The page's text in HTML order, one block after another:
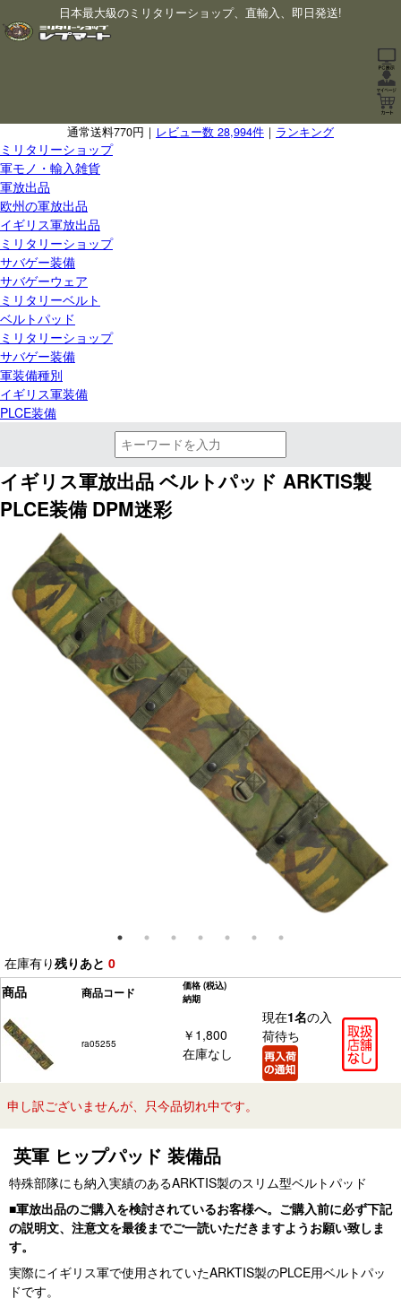
日本最大級のミリタリーショップ、直輸入、即日発送!
通常送料770円｜ レビュー数 28,994件 ｜ ランキング
ミリタリーショップ
軍モノ・輸入雑貨
軍放出品
欧州の軍放出品
イギリス軍放出品
ミリタリーショップ
サバゲー装備
サバゲーウェア
ミリタリーベルト
ベルトパッド
ミリタリーショップ
サバゲー装備
軍装備種別
イギリス軍装備
PLCE装備
イギリス軍放出品 ベルトパッド ARKTIS製
PLCE装備 DPM迷彩
在庫有り残りあと 0
商品
商品コード 価格 (税込)
納期
ra05255
￥1,800
在庫なし
現在1名の入
荷待ち
申し訳ございませんが、只今品切れ中です。
英軍 ヒップパッド 装備品
特殊部隊にも納入実績のあるARKTIS製のスリム型ベルトパッド
■軍放出品のご購入を検討されているお客様へ。ご購入前に必ず下記
の説明文、注意文を最後までご一読いただきますようお願い致しま
す。
実際にイギリス軍で使用されていたARKTIS製のPLCE用ベルトパッ
ドです。